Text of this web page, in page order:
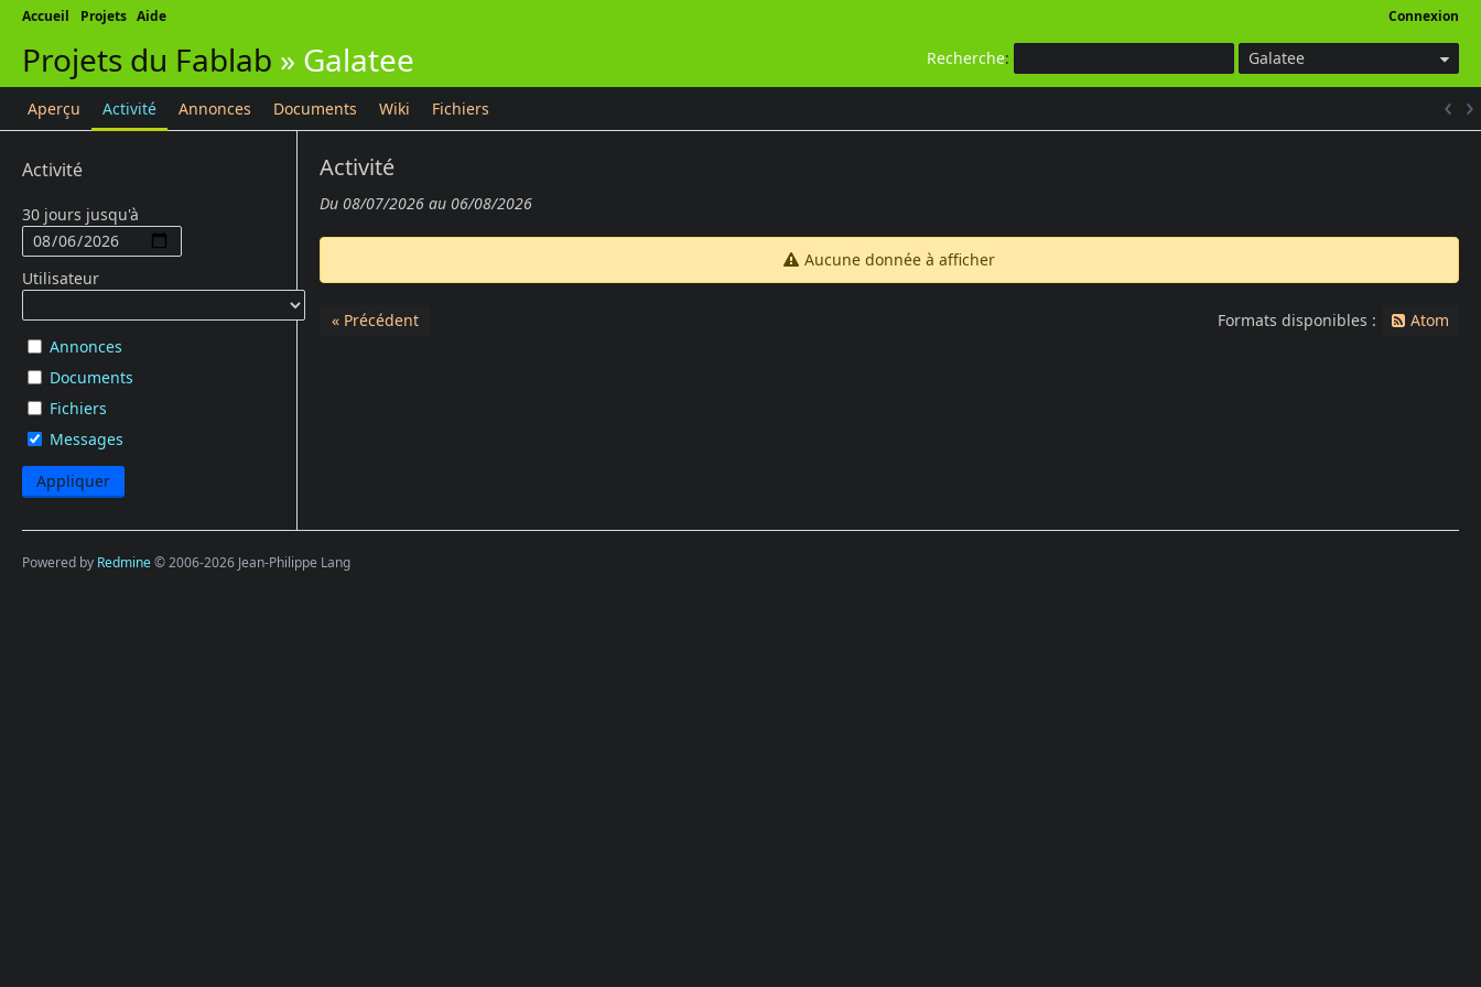
Connexion
Accueil Projets Aide
Recherche: Galatee
Projets du Fablab » Galatee
Aperçu Activité Annonces Documents Wiki Fichiers
Activité
30 jours jusqu'à
Utilisateur
Annonces
Documents
Fichiers
Messages
Activité
Du 08/07/2026 au 06/08/2026
Aucune donnée à afficher
« Précédent Formats disponibles : Atom
Powered by Redmine© 2006-2026 Jean-Philippe Lang